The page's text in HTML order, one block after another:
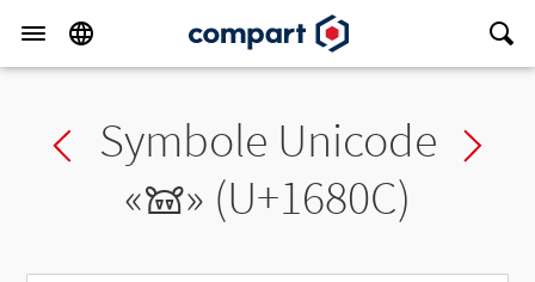
Previous char
Symbole Unicode
«𖠌» (U+1680C)